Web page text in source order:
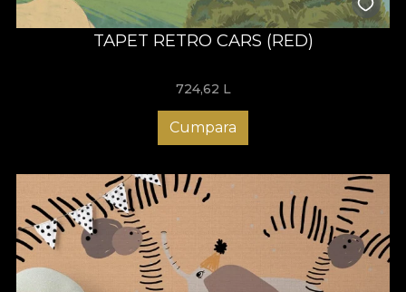
TAPET RETRO CARS (RED)
724,62 L
Cumpara